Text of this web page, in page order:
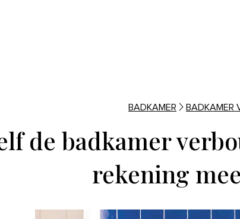
BADKAMER BADKAMER
de badkamer
rekening